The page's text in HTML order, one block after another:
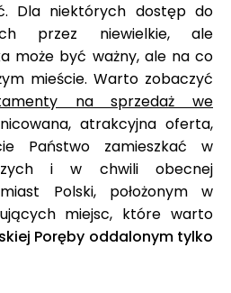
Dla niektórych dostęp do
przez niewielkie, ale
może być ważny, ale na co
mieście. Warto zobaczyć
na sprzedaż we
atrakcyjna oferta,
Państwo zamieszkać w
i w chwili obecnej
Polski, położonym w
miejsc, które warto
Poręby oddalonym tylko